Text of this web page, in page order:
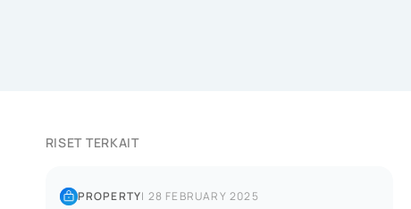
RISET TERKAIT
PROPERTY| 28 FEBRUARY 2025